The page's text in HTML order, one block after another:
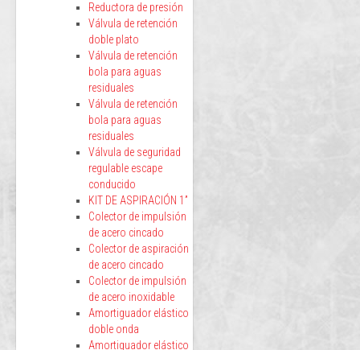
Reductora de presión
Válvula de retención
doble plato
Válvula de retención
bola para aguas
residuales
Válvula de retención
bola para aguas
residuales
Válvula de seguridad
regulable escape
conducido
KIT DE ASPIRACIÓN 1”
Colector de impulsión
de acero cincado
Colector de aspiración
de acero cincado
Colector de impulsión
de acero inoxidable
Amortiguador elástico
doble onda
Amortiguador elástico